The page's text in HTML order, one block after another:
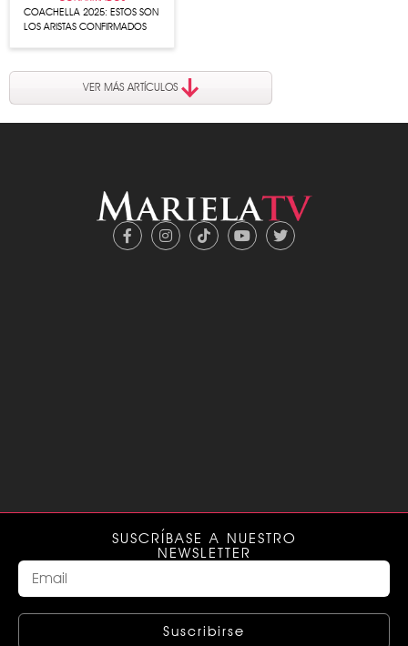
COACHELLA 2025: ESTOS SON
LOS ARISTAS CONFIRMADOS
VER MÁS ARTÍCULOS
SUSCRÍBASE A NUESTRO
NEWSLETTER
Suscribirse